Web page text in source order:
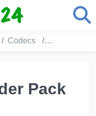
Codecs Satsuki
Pack